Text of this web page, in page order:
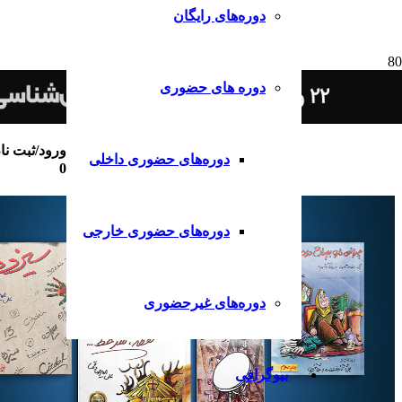
دوره‌های رایگان
دوره های حضوری
دوره‌های حضوری داخلی
دوره‌های حضوری خارجی
دوره‌های غیرحضوری
بیوگرافی
ورود/ثبت
0